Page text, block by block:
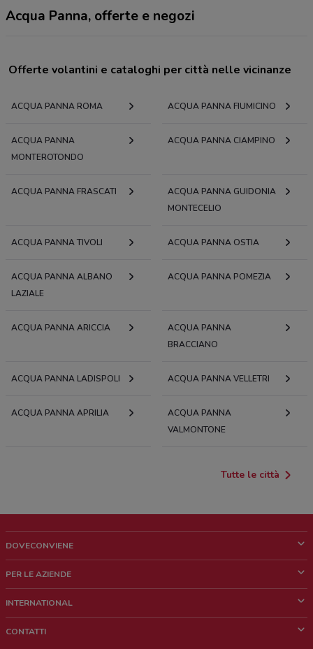
Acqua Panna, offerte e negozi
Offerte volantini e cataloghi per città nelle vicinanze
ACQUA PANNA ROMA ACQUA PANNA FIUMICINO
ACQUA PANNA
MONTEROTONDO
ACQUA PANNA CIAMPINO
ACQUA PANNA FRASCATI
ACQUA PANNA GUIDONIA
MONTECELIO
ACQUA PANNA TIVOLI ACQUA PANNA OSTIA
ACQUA PANNA ALBANO
LAZIALE
ACQUA PANNA POMEZIA
ACQUA PANNA ARICCIA
ACQUA PANNA
BRACCIANO
ACQUA PANNA LADISPOLI ACQUA PANNA VELLETRI
ACQUA PANNA APRILIA
ACQUA PANNA
VALMONTONE
Tutte le città
DOVECONVIENE
Chi siamo
Lavora con noi
PER LE AZIENDE
Richieste commerciali e marketing
INTERNATIONAL
CONTATTI